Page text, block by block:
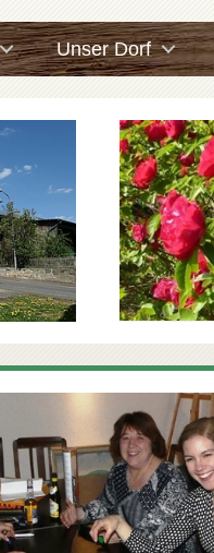
Unser Dorf